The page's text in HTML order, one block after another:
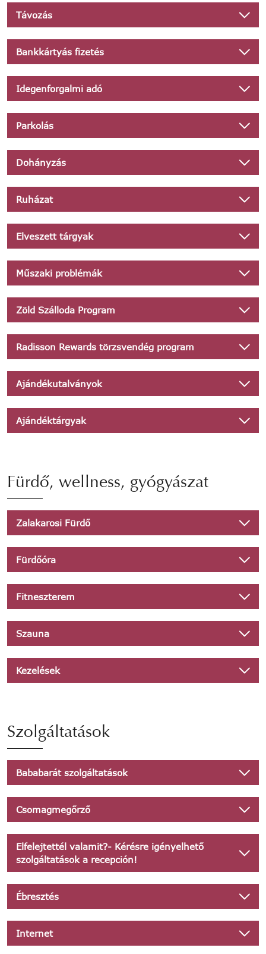
Távozás
Bankkártyás fizetés
Idegenforgalmi adó
Parkolás
Dohányzás
Ruházat
Elveszett tárgyak
Műszaki problémák
Zöld Szálloda Program
Radisson Rewards törzsvendég program
Ajándékutalványok
Ajándéktárgyak
Fürdő, wellness, gyógyászat
Zalakarosi Fürdő
Fürdőóra
Fitneszterem
Szauna
Kezelések
Szolgáltatások
Bababarát szolgáltatások
Csomagmegőrző
Elfelejtettél valamit?- Kérésre igényelhető
szolgáltatások a recepción!
Ébresztés
Internet